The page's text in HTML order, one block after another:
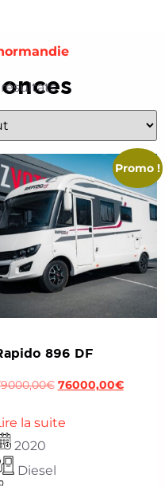
résultats
Promo !
896 DF
€ 76000,00€
la suite
2020
Diesel